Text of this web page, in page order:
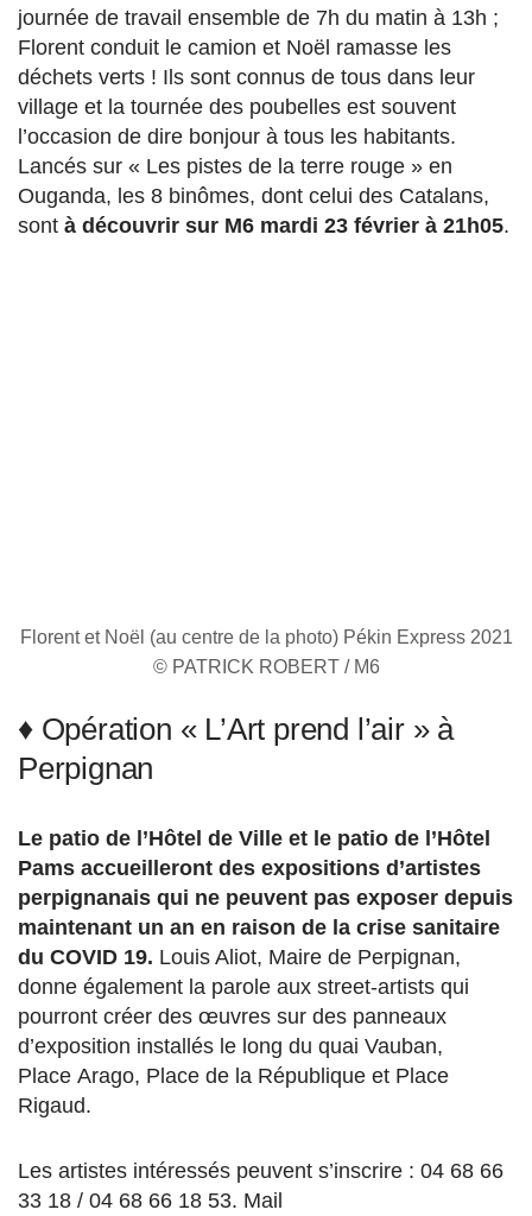
journée de travail ensemble de 7h du matin à 13h ;
Florent conduit le camion et Noël ramasse les
déchets verts ! Ils sont connus de tous dans leur
village et la tournée des poubelles est souvent
l’occasion de dire bonjour à tous les habitants.
Lancés sur « Les pistes de la terre rouge » en
Ouganda, les 8 binômes, dont celui des Catalans,
sont à découvrir sur M6 mardi 23 février à 21h05.
Florent et Noël (au centre de la photo) Pékin Express 2021
© PATRICK ROBERT / M6
♦ Opération « L’Art prend l’air » à
Perpignan
Le patio de l’Hôtel de Ville et le patio de l’Hôtel
Pams accueilleront des expositions d’artistes
perpignanais qui ne peuvent pas exposer depuis
maintenant un an en raison de la crise sanitaire
du COVID 19. Louis Aliot, Maire de Perpignan,
donne également la parole aux street-artists qui
pourront créer des œuvres sur des panneaux
d’exposition installés le long du quai Vauban,
Place Arago, Place de la République et Place
Rigaud.
Les artistes intéressés peuvent s’inscrire : 04 68 66
33 18 / 04 68 66 18 53. Mail